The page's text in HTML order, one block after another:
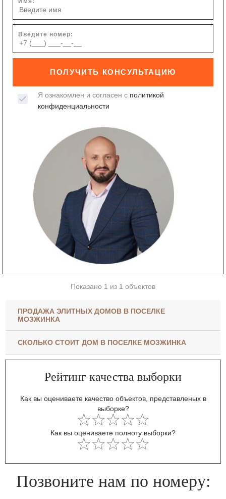
Введите номер:
ПОЛУЧИТЬ КОНСУЛЬТАЦИЮ
Я ознакомлен и согласен с политикой
конфиденциальности
Показано 1 из 1 объектов
ПРОДАЖА ЭЛИТНЫХ ДОМОВ В ПОСЕЛКЕ
МОЗЖИНКА
СКОЛЬКО СТОИТ ДОМ В ПОСЕЛКЕ МОЗЖИНКА
Рейтинг качества выборки
Как вы оцениваете качество объектов, представленых в
выборке?
Как вы оцениваете полноту выборки?
Позвоните нам по номеру: